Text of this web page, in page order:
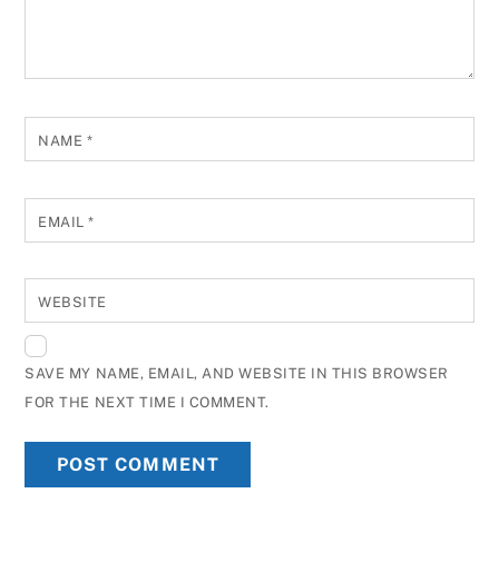
NAME *
EMAIL*
WEBSITE
SAVE MY NAME, EMAIL, AND WEBSITE IN THIS BROWSER
FOR THE NEXT TIME I COMMENT.